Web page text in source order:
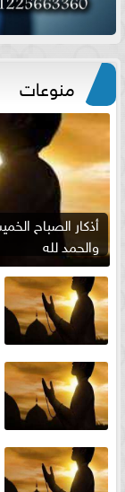
منوعات
والحمد لله